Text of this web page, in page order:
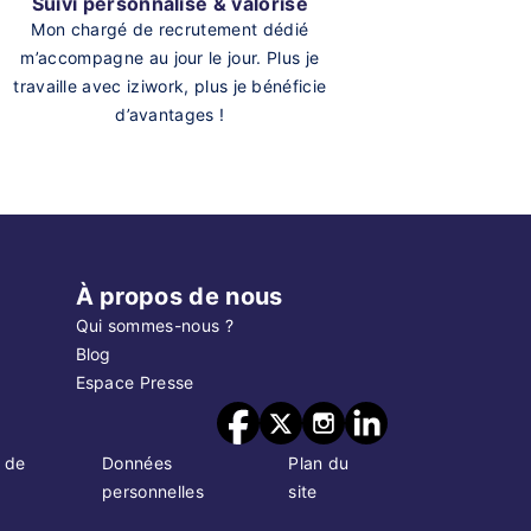
Mon chargé de recrutement dédié
m’accompagne au jour le jour. Plus je
travaille avec iziwork, plus je bénéficie
d’avantages !
À propos de nous
Qui sommes-nous ?
Blog
Espace Presse
de
Données
personnelles
Plan du
site